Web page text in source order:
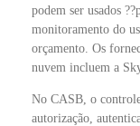
podem ser usados
monitoramento do
orçamento. Os
nuvem incluem a
No CASB, o
autorização,